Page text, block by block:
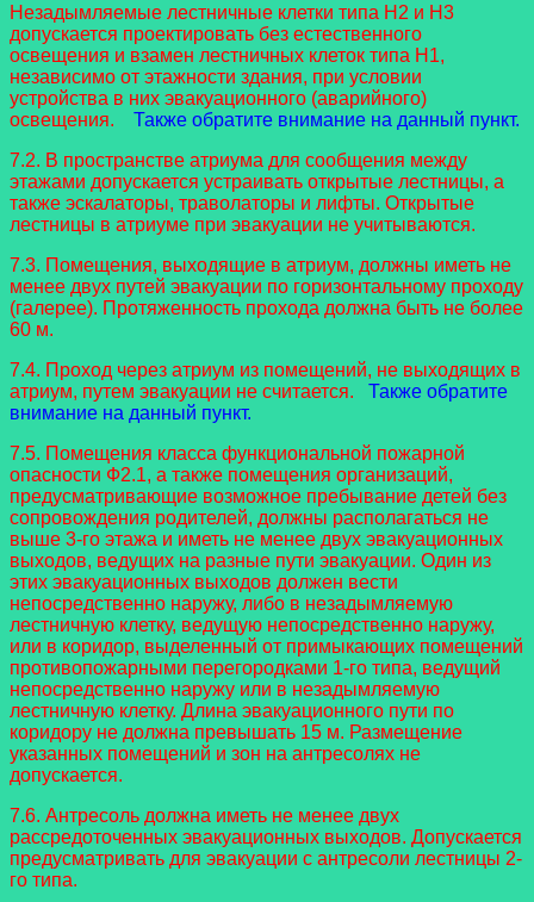
Незадымляемые лестничные клетки типа Н2 и Н3
допускается проектировать без естественного
освещения и взамен лестничных клеток типа Н1,
независимо от этажности здания, при условии
устройства в них эвакуационного (аварийного)
освещения.
Также обратите внимание на данный пункт.
7.2. В пространстве атриума для сообщения между
этажами допускается устраивать открытые лестницы, а
также эскалаторы, траволаторы и лифты. Открытые
лестницы в атриуме при эвакуации не учитываются.
7.3. Помещения, выходящие в атриум, должны иметь не
менее двух путей эвакуации по горизонтальному проходу
(галерее). Протяженность прохода должна быть не более
60 м.
7.4. Проход через атриум из помещений, не выходящих в
атриум, путем эвакуации не считается.
Также обратите
внимание на данный пункт.
7.5. Помещения класса функциональной пожарной
опасности Ф2.1, а также помещения организаций,
предусматривающие возможное пребывание детей без
сопровождения родителей, должны располагаться не
выше 3-го этажа и иметь не менее двух эвакуационных
выходов, ведущих на разные пути эвакуации. Один из
этих эвакуационных выходов должен вести
непосредственно наружу, либо в незадымляемую
лестничную клетку, ведущую непосредственно наружу,
или в коридор, выделенный от примыкающих помещений
противопожарными перегородками 1-го типа, ведущий
непосредственно наружу или в незадымляемую
лестничную клетку. Длина эвакуационного пути по
коридору не должна превышать 15 м. Размещение
указанных помещений и зон на антресолях не
допускается.
7.6. Антресоль должна иметь не менее двух
рассредоточенных эвакуационных выходов. Допускается
предусматривать для эвакуации с антресоли лестницы 2-
го типа.